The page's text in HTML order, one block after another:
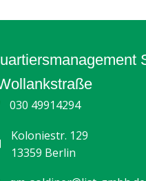
030 49914294
Koloniestr. 129
13359 Berlin